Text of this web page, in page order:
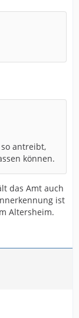
antreibt,
können.
das Amt auch
ist
Altersheim.